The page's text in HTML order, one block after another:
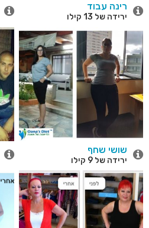
רינה עבוד
ירידה של 13 קילו
שושי שחף
ירידה של 9 קילו